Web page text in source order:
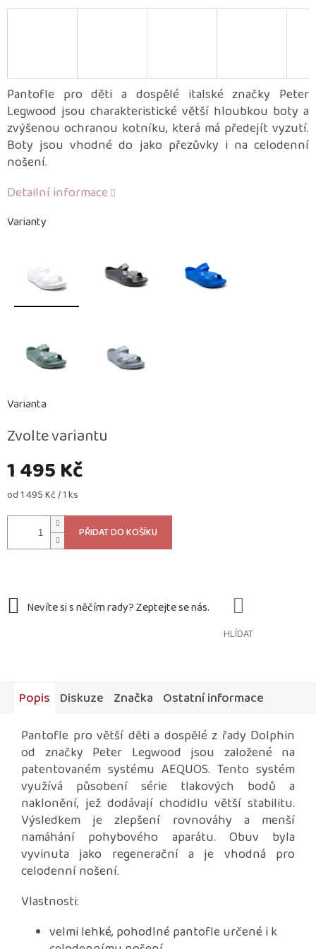
1 495 Kč
Měrná
od 1 495 Kč / 1 ks
Zvolte variantu
Varianty
Varianta
PŘIDAT DO KOŠÍKU
Pantofle pro děti a dospělé italské značky Peter
Legwood jsou charakteristické větší hloubkou boty a
zvýšenou ochranou kotníku, která má předejít vyzutí.
Boty jsou vhodné do jako přezůvky i na celodenní
nošení.
Detailní informace
HLÍDAT
Popis Diskuze Značka Ostatní informace
Pantofle pro větší děti a dospělé z řady Dolphin
od značky Peter Legwood jsou založené na
patentovaném systému AEQUOS. Tento systém
využívá působení série tlakových bodů a
naklonění, jež dodávají chodidlu větší stabilitu.
Výsledkem je zlepšení rovnováhy a menší
namáhání pohybového aparátu. Obuv byla
vyvinuta jako regenerační a je vhodná pro
celodenní nošení.
Vlastnosti:
velmi lehké, pohodlné pantofle určené i k